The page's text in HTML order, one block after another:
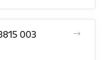
003